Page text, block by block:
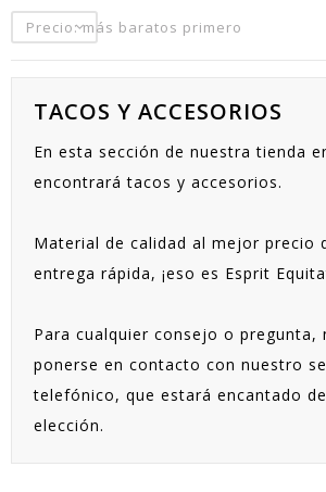
Precio: más baratos primero
TACOS Y ACCESORIOS
En esta sección de nuestra tienda
encontrará tacos y accesorios.
Material de calidad al mejor precio
entrega rápida, ¡eso es Esprit
Para cualquier consejo o pregunta,
ponerse en contacto con nuestro
telefónico, que estará encantado
elección.